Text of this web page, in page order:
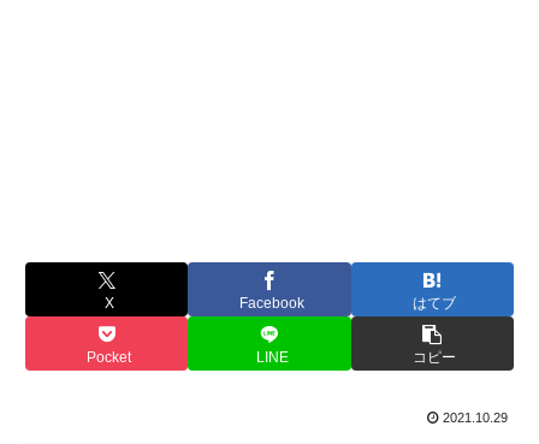
X Facebook はてブ
Pocket LINE コピー
2021.10.29